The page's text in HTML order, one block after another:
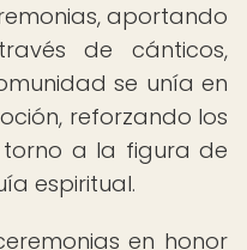
aportando
de cánticos,
se unía en
reforzando los
a la figura de
espiritual.
en honor